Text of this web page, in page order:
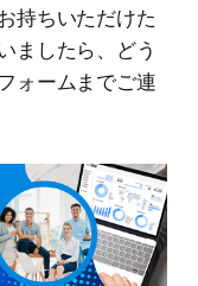
持ちいただけた
ましたら、どう
ォームまでご連